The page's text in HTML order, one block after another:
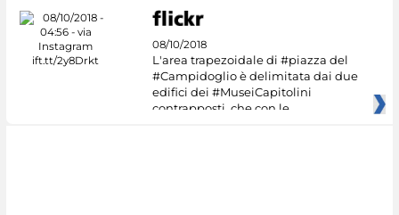
08/10/2018
L'area trapezoidale di #piazza del
#Campidoglio è delimitata dai due
edifici dei #MuseiCapitolini
contrapposti, che con le